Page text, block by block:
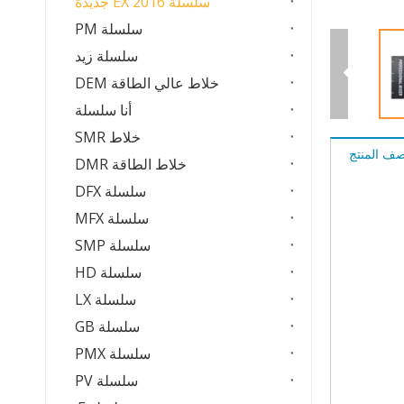
سلسلة PM
سلسلة زيد
خلاط عالي الطاقة DEM
أنا سلسلة
خلاط SMR
خلاط الطاقة DMR
سلسلة DFX
سلسلة MFX
سلسلة SMP
سلسلة HD
سلسلة LX
سلسلة GB
سلسلة PMX
سلسلة PV
المنتج